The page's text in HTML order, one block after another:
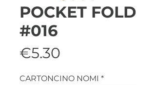
POCKET FOLD
#016
€5.30
CARTONCINO NOMI *